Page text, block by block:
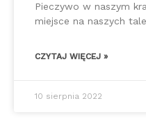
Pieczywo w naszym
miejsce na naszych
CZYTAJ WIĘCEJ »
10 sierpnia 2022